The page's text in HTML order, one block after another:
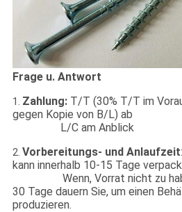
Frage u. Antwort
1. Zahlung:T/T (30% T/T im
gegen Kopie von B/L) ab
L/C am Anblick
2. Vorbereitungs- und Anlaufzeit
kann innerhalb 10-15 Tage
Wenn, Vorrat nicht zu
30 Tage dauern Sie, um einen
produzieren.